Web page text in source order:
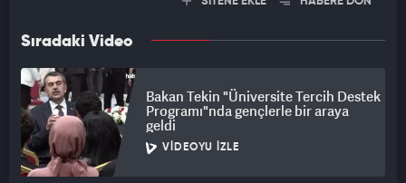
Sıradaki Video
Bakan Tekin "Üniversite Tercih Destek
Programı"nda gençlerle bir araya
geldi
VIDEOYU İZLE